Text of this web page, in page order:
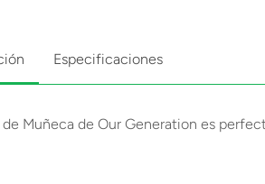
Especificaciones
de Muñeca de Our Generation es